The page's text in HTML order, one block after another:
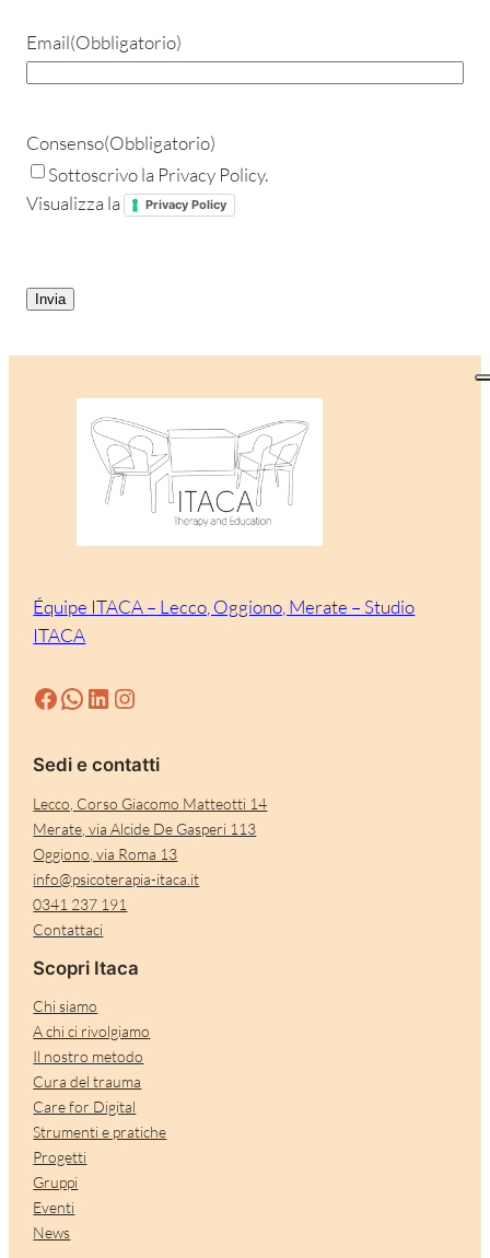
Email(Obbligatorio)
Consenso(Obbligatorio)
Sottoscrivo la Privacy Policy.
Visualizza la
Privacy Policy
Équipe ITACA – Lecco, Oggiono, Merate – Studio
ITACA
Facebook WhatsApp LinkedIn Instagram
Sedi e contatti
Lecco, Corso Giacomo Matteotti 14
Merate, via Alcide De Gasperi 113
Oggiono, via Roma 13
info@psicoterapia-itaca.it
0341 237 191
Contattaci
Scopri Itaca
Chi siamo
A chi ci rivolgiamo
Il nostro metodo
Cura del trauma
Care for Digital
Strumenti e pratiche
Progetti
Gruppi
Eventi
News